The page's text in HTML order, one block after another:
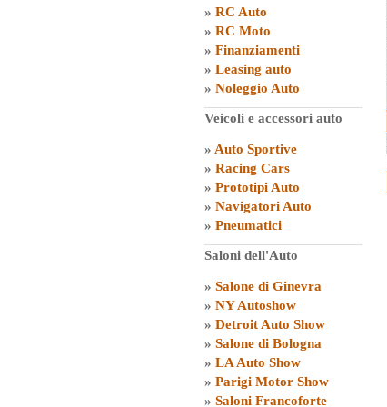
» RC Auto
» RC Moto
» Finanziamenti
» Leasing auto
» Noleggio Auto
Veicoli e accessori auto
» Auto Sportive
» Racing Cars
» Prototipi Auto
» Navigatori Auto
» Pneumatici
Saloni dell'Auto
» Salone di Ginevra
» NY Autoshow
» Detroit Auto Show
» Salone di Bologna
» LA Auto Show
» Parigi Motor Show
» Saloni Francoforte